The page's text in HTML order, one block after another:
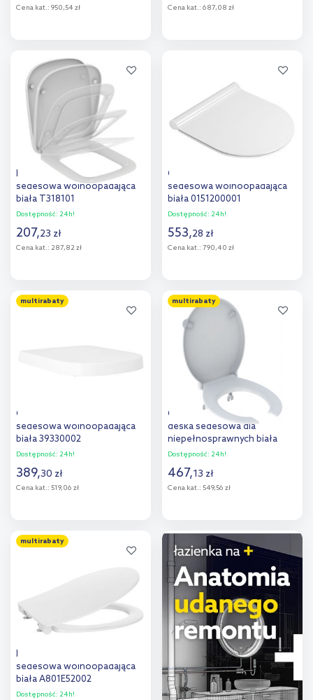
Cena kat.: 950,54 zł
Dodaj do
porównania
Cena kat.: 687,08 zł
porównania
Ideal Standard Esedra deska
sedesowa wolnoopadająca
biała T318101
Dostępność: 24h!
207,23 zł
Cena kat.: 287,82 zł
Dodaj do
Catalano Zero deska
sedesowa wolnoopadająca
biała 0151200001
Dostępność: 24h!
553,28 zł
Cena kat.: 790,40 zł
Dodaj do
porównania
multirabaty
Grohe Euro Ceramic deska
sedesowa wolnoopadająca
biała 39330002
Dostępność: 24h!
389,30 zł
Cena kat.: 519,06 zł
Dodaj do
multirabaty
Geberit Selnova Comfort
deska sedesowa dla
niepełnosprawnych biała
502.791.00.1
Dostępność: 24h!
467,13 zł
Cena kat.: 549,56 zł
Dodaj do
porównania
multirabaty
Roca Victoria deska
sedesowa wolnoopadająca
biała A801E52002
Dostępność: 24h!